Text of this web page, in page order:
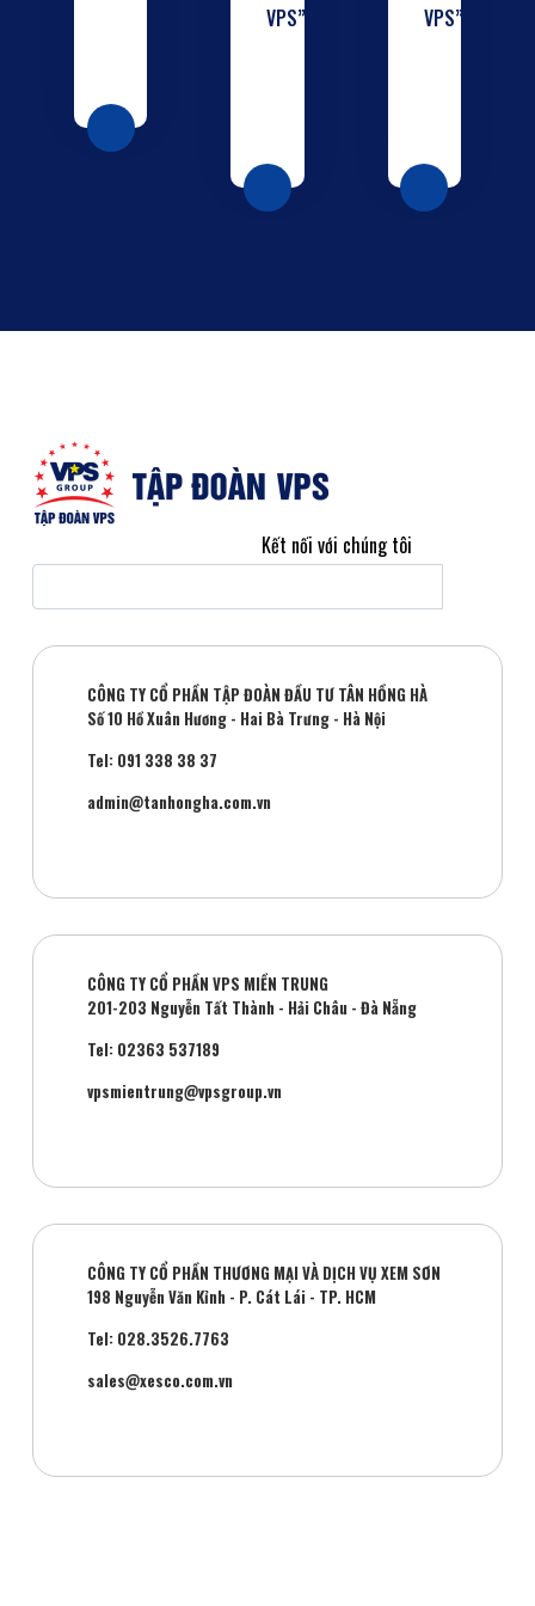
VPS”
VPS”
Kết nối với chúng tôi
CÔNG TY CỔ PHẦN TẬP ĐOÀN ĐẦU TƯ TÂN HỒNG HÀ
Số 10 Hồ Xuân Hương - Hai Bà Trưng - Hà Nội
Tel: 091 338 38 37
admin@tanhongha.com.vn
CÔNG TY CỔ PHẦN VPS MIỀN TRUNG
201-203 Nguyễn Tất Thành - Hải Châu - Đà Nẵng
Tel: 02363 537189
vpsmientrung@vpsgroup.vn
CÔNG TY CỔ PHẦN THƯƠNG MẠI VÀ DỊCH VỤ XEM SƠN
198 Nguyễn Văn Kỉnh - P. Cát Lái - TP. HCM
Tel: 028.3526.7763
sales@xesco.com.vn